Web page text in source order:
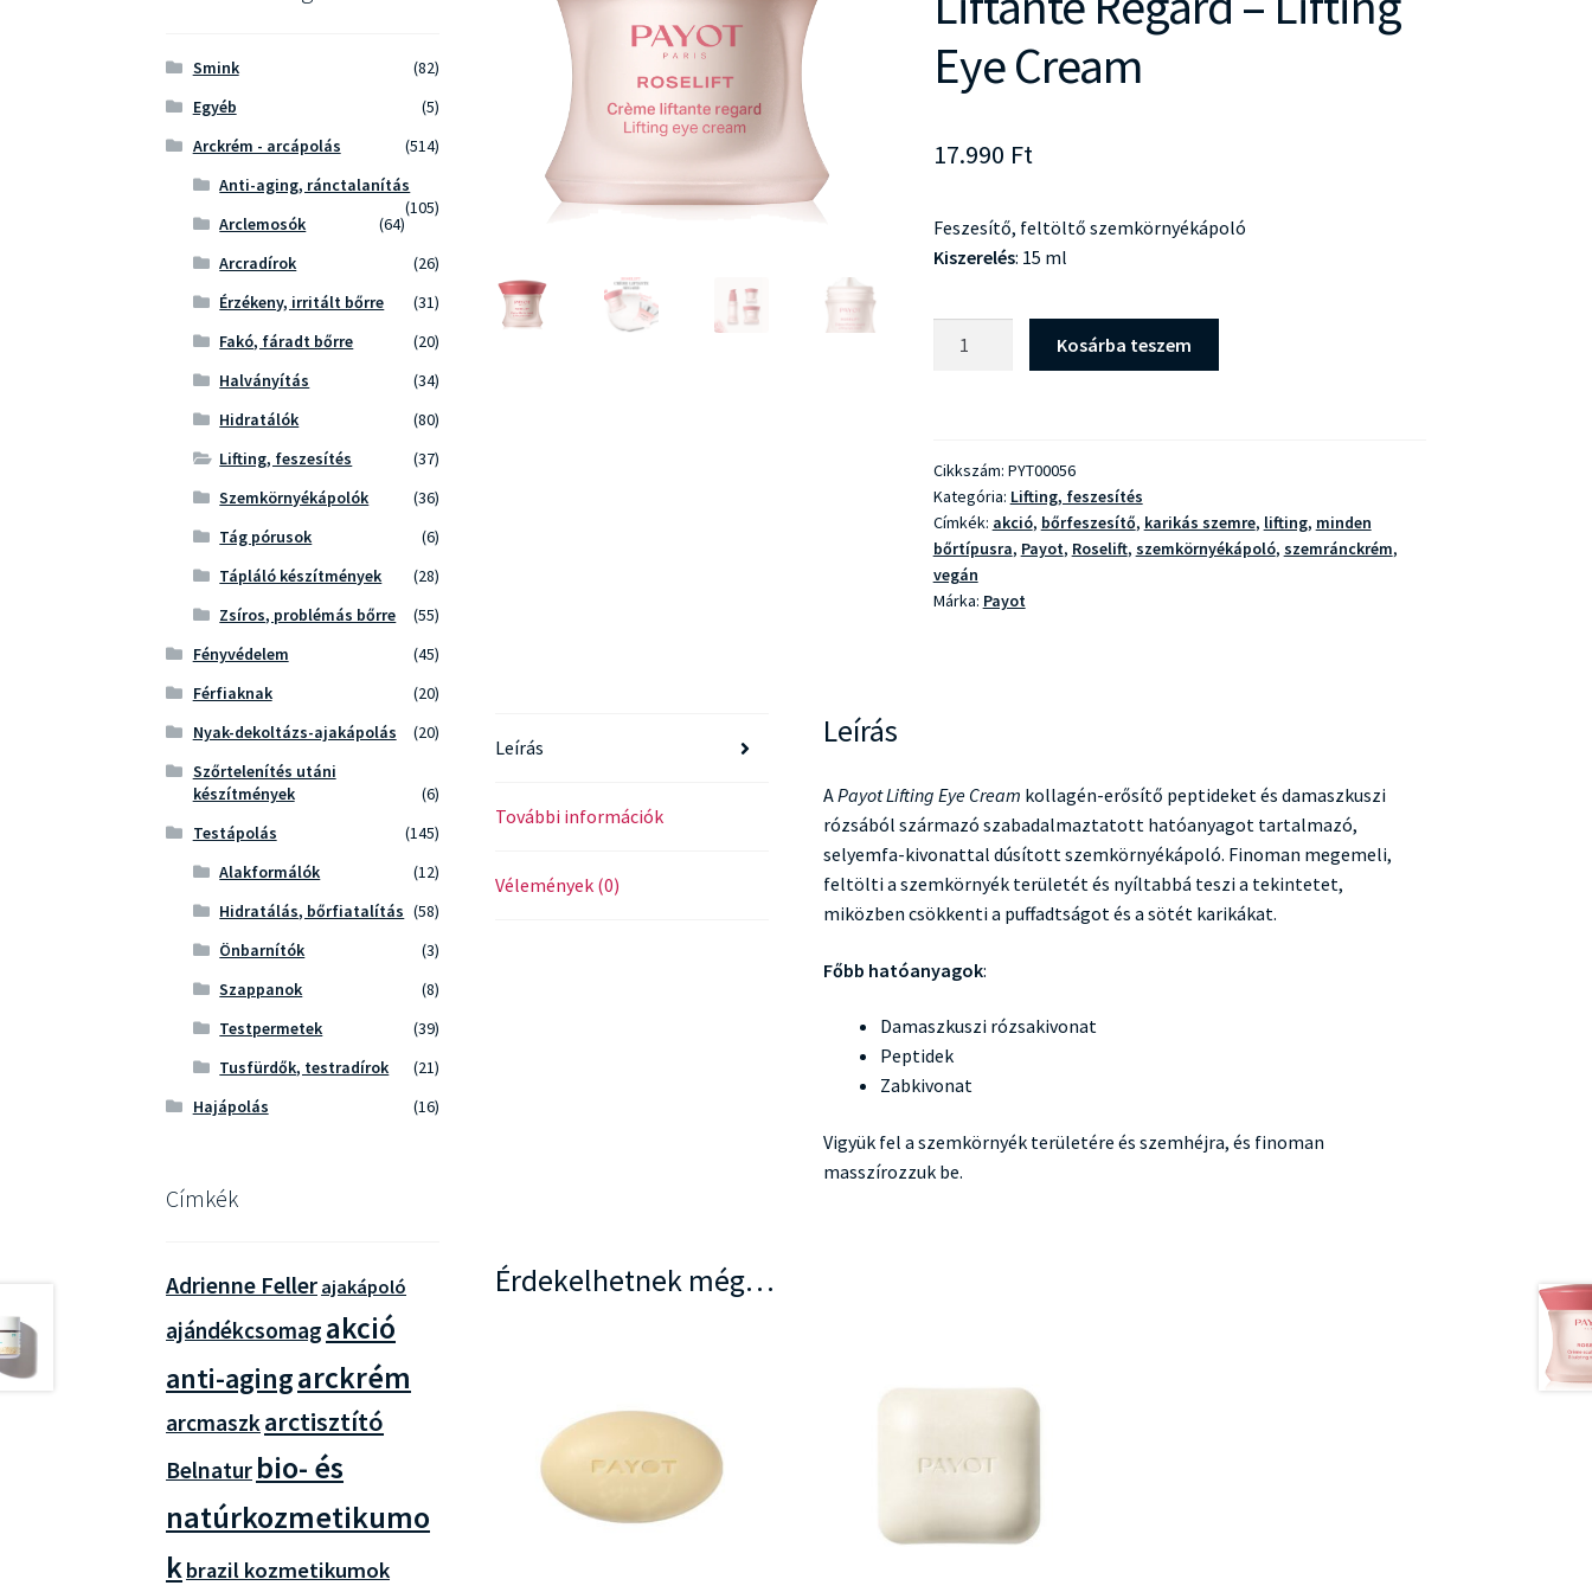
Eye Cream
17.990 Ft
Feszesítő, feltöltő szemkörnyékápoló
Kiszerelés: 15 ml
-
Lifting
Eye
Cream
mennyiség
Kosárba teszem
Cikkszám: PYT00056
Kategória: Lifting, feszesítés
Címkék: akció, bőrfeszesítő, karikás szemre, lifting, minden
bőrtípusra, Payot, Roselift, szemkörnyékápoló, szemránckrém,
vegán
Márka: Payot
Leírás
További információk
Vélemények (0)
Leírás
APayot Lifting Eye Cream kollagén-erősítő peptideket és damaszkuszi
rózsából származó szabadalmaztatott hatóanyagot tartalmazó,
selyemfa-kivonattal dúsított szemkörnyékápoló. Finoman megemeli,
feltölti a szemkörnyék területét és nyíltabbá teszi a tekintetet,
miközben csökkenti a puffadtságot és a sötét karikákat.
Főbb hatóanyagok:
Damaszkuszi rózsakivonat
Peptidek
Zabkivonat
Vigyük fel a szemkörnyék területére és szemhéjra, és finoman
masszírozzuk be.
Érdekelhetnek még…
Smink
(82)
Egyéb
(5)
Arckrém - arcápolás
(514)
Anti-aging, ránctalanítás
(105)
Arclemosók
(64)
Arcradírok
(26)
Érzékeny, irritált bőrre
(31)
Fakó, fáradt bőrre
(20)
Halványítás
(34)
Hidratálók
(80)
Lifting, feszesítés
(37)
Szemkörnyékápolók
(36)
Tág pórusok
(6)
Tápláló készítmények
(28)
Zsíros, problémás bőrre
(55)
Fényvédelem
(45)
Férfiaknak
(20)
Nyak-dekoltázs-ajakápolás
(20)
Szőrtelenítés utáni
készítmények
(6)
Testápolás
(145)
Alakformálók
(12)
Hidratálás, bőrfiatalítás (58)
Önbarnítók
(3)
Szappanok
(8)
Testpermetek
(39)
Tusfürdők, testradírok
(21)
Hajápolás
(16)
Címkék
Adrienne Feller ajakápoló
ajándékcsomag akció
anti-agingarckrém
arcmaszkarctisztító
Belnatur bio- és
natúrkozmetikumo
kbrazil kozmetikumok